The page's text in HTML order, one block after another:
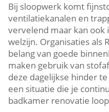
Bij sloopwerk komt
ventilatiekanalen en
vervelend maar kan ook
welzijn.​ Organisaties als
belang van goede
maken gebruik van
deze dagelijkse hinder
een situatie die je
badkamer renovatie